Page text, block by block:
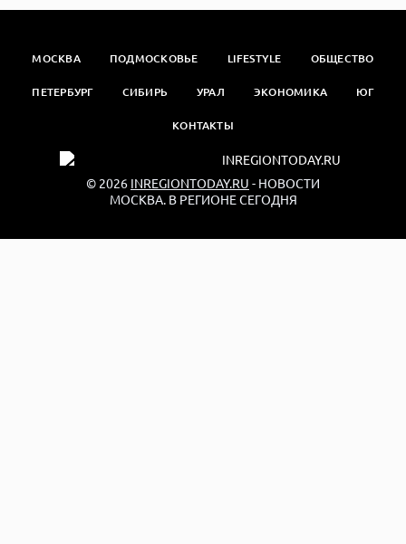
МОСКВА ПОДМОСКОВЬЕ LIFESTYLE ОБЩЕСТВО
ПЕТЕРБУРГ СИБИРЬ УРАЛ ЭКОНОМИКА ЮГ
КОНТАКТЫ
© 2026 INREGIONTODAY.RU - НОВОСТИ
МОСКВА. В РЕГИОНЕ СЕГОДНЯ